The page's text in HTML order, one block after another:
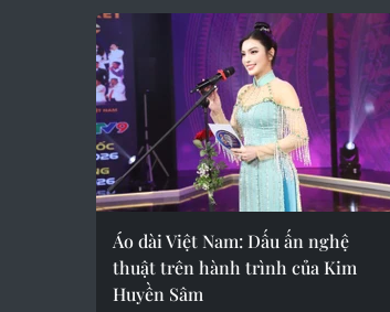
Áo dài Việt Nam: Dấu ấn nghệ
thuật trên hành trình của Kim
Huyền Sâm